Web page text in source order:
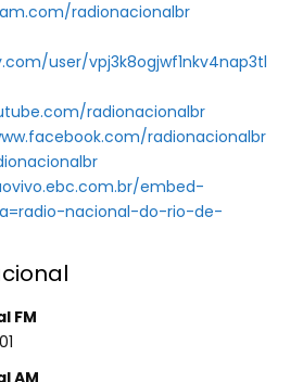
radionacionalbr
user/vpj3k8ogjwf1nkv4nap3tl
radionacionalbr
radionacionalbr
embed-
nacional-do-rio-de-
FM
AM